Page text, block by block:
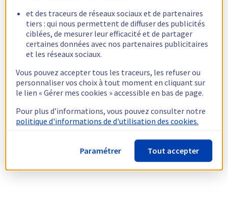
et des traceurs de réseaux sociaux et de partenaires
tiers : qui nous permettent de diffuser des publicités
ciblées, de mesurer leur efficacité et de partager
certaines données avec nos partenaires publicitaires
et les réseaux sociaux.
Vous pouvez accepter tous les traceurs, les refuser ou
personnaliser vos choix à tout moment en cliquant sur
le lien « Gérer mes cookies » accessible en bas de page.
Pour plus d’informations, vous pouvez consulter notre
politique d'informations de d'utilisation des cookies.
Paramétrer Tout accepter